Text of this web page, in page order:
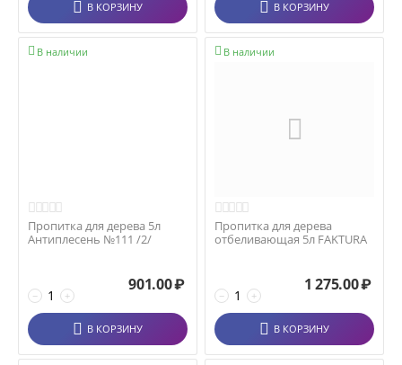
В КОРЗИНУ В КОРЗИНУ
В наличии

Пропитка для дерева 5л
Антиплесень №111 /2/
+
−
901.00₽
В КОРЗИНУ
В наличии

Пропитка для дерева
отбеливающая 5л FAKTURA
+
−
1 275.00₽
В КОРЗИНУ